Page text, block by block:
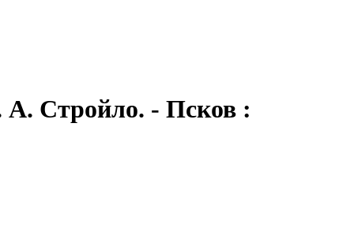
Стройло. - Псков :